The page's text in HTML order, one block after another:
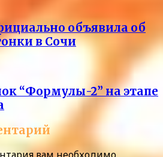
объявила об
в Сочи
“Формулы-2” на этапе